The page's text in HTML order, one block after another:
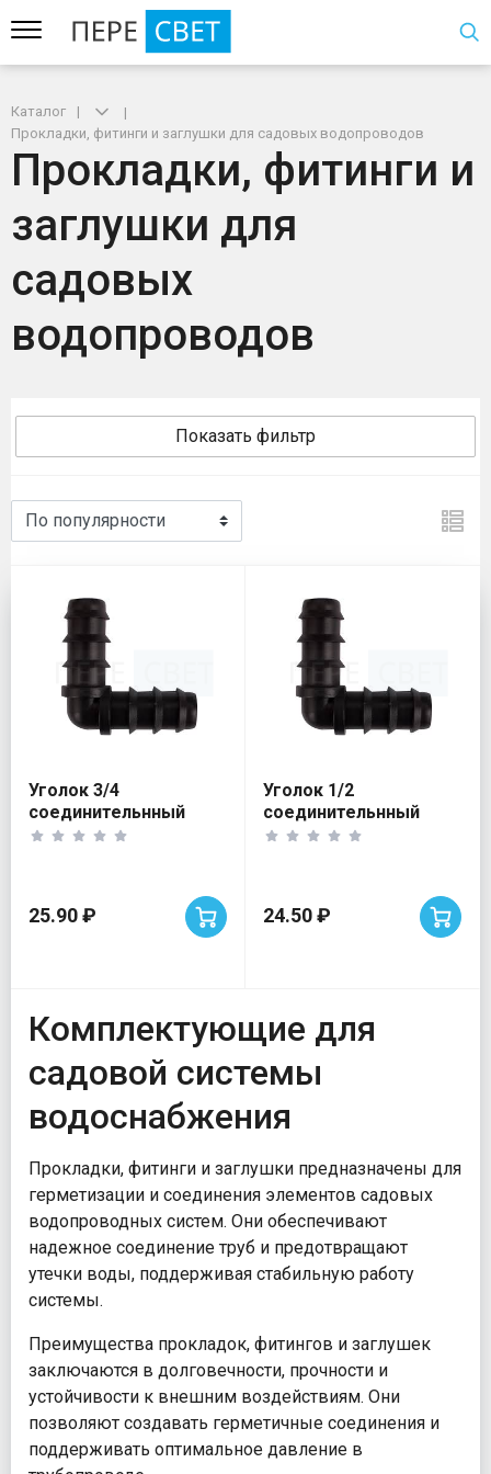
Каталог
Прокладки, фитинги и заглушки для садовых водопроводов
Прокладки, фитинги и
заглушки для
садовых
водопроводов
Показать фильтр
Уголок 3/4
соединительнный
ёлочка
25.90 ₽
Уголок 1/2
соединительнный
ёлочка
24.50 ₽
Комплектующие для
садовой системы
водоснабжения
Прокладки, фитинги и заглушки предназначены для
герметизации и соединения элементов садовых
водопроводных систем. Они обеспечивают
надежное соединение труб и предотвращают
утечки воды, поддерживая стабильную работу
системы.
Преимущества прокладок, фитингов и заглушек
заключаются в долговечности, прочности и
устойчивости к внешним воздействиям. Они
позволяют создавать герметичные соединения и
поддерживать оптимальное давление в